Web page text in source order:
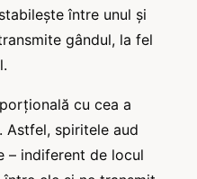
între unul și
gândul, la fel
cu cea a
Astfel, spiritele aud
– indiferent de locul